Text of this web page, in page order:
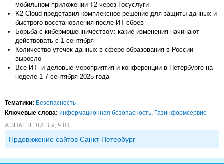
мобильном приложении Т2 через Госуслуги
K2 Cloud представил комплексное решение для защиты данных и
быстрого восстановления после ИТ-сбоев
Борьба с кибермошенничеством: какие изменения начинают
действовать с 1 сентября
Количество утечек данных в сфере образования в России
выросло
Все ИТ- и деловые мероприятия и конференции в Петербурге на
неделе 1-7 сентября 2025 года
Тематики: Безопасность
Ключевые слова: информационная безопасность, Газинформсервис
А ЗНАЕТЕ ЛИ ВЫ, ЧТО:
Прдовижение сайтов Санкт-Петербург